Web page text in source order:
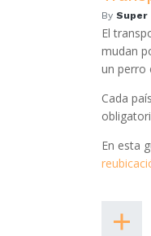
By Super
El
mudan
un perro
Cada
En esta